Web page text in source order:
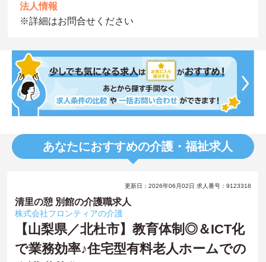
法人情報
※詳細はお問合せください
あなたにおすすめの介護・福祉求人
更新日：2026年06月02日 求人番号：9123318
清里の憩 別館の介護職求人
株式会社フロンティアの介護
【山梨県／北杜市】教育体制◎＆ICT化
で業務効率♪住宅型有料老人ホームでの